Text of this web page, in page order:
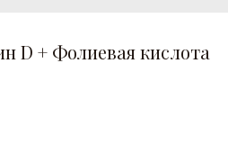
D + Фолиевая кислота